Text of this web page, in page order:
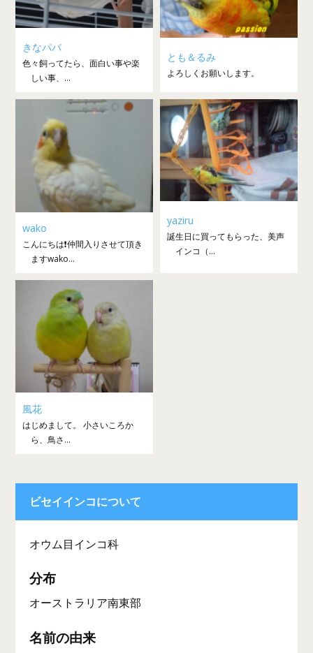
きなパパ
色々飼ってたら、面白い事や楽
しい事、...
とも＆るみ
よろしくお願いします。
wako
こんにちは❗仲間入りさせて頂き
ますwako...
yaziru
誕生日に買ってもらった、美声
インコ（...
風花
はじめまして。 小さいころか
ら、鳥さ...
ビセイインコについて
オウム目インコ科
分布
オーストラリア南東部
名前の由来